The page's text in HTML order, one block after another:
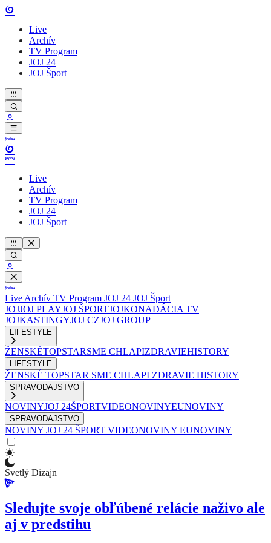
Live
Archív
TV Program
JOJ 24
JOJ Šport
Live
Archív
TV Program
JOJ 24
JOJ Šport
Live Archív TV Program JOJ 24 JOJ Šport
JOJJOJ PLAYJOJ ŠPORTJOJKONADÁCIA TV
JOJKASTINGYJOJ CZJOJ GROUP
LIFESTYLE
ŽENSKÉTOPSTARSME CHLAPIZDRAVIEHISTORY
LIFESTYLE
ŽENSKÉ TOPSTAR SME CHLAPI ZDRAVIE HISTORY
SPRAVODAJSTVO
NOVINYJOJ 24ŠPORTVIDEONOVINYEUNOVINY
SPRAVODAJSTVO
NOVINY JOJ 24 ŠPORT VIDEONOVINY EUNOVINY
Svetlý Dizajn
Sledujte svoje obľúbené relácie naživo ale
aj v predstihu